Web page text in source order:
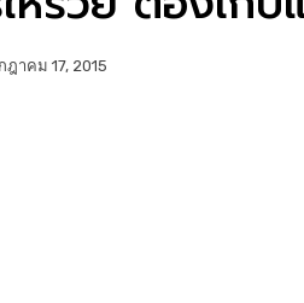
ฎาคม 17, 2015